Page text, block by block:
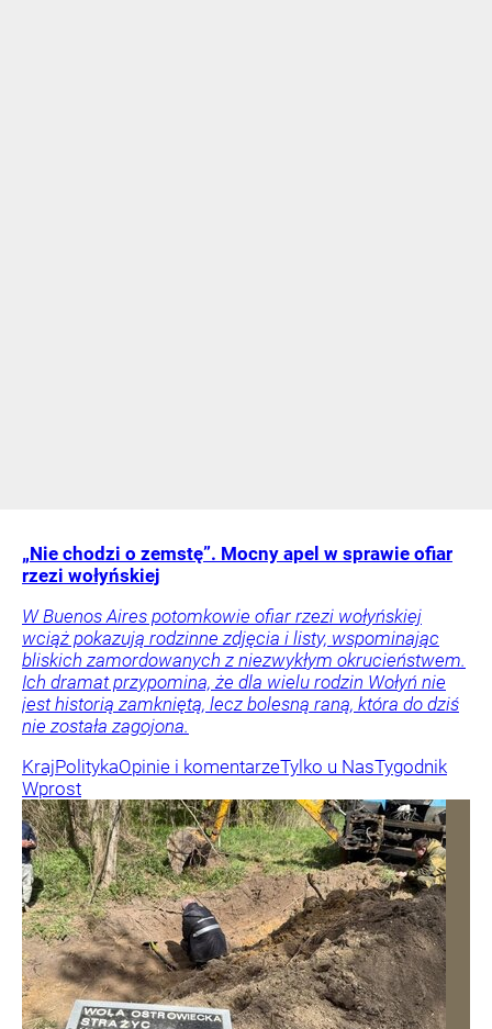
„Nie chodzi o zemstę”. Mocny apel w sprawie ofiar
rzezi wołyńskiej
W Buenos Aires potomkowie ofiar rzezi wołyńskiej
wciąż pokazują rodzinne zdjęcia i listy, wspominając
bliskich zamordowanych z niezwykłym okrucieństwem.
Ich dramat przypomina, że dla wielu rodzin Wołyń nie
jest historią zamkniętą, lecz bolesną raną, która do dziś
nie została zagojona.
KrajPolitykaOpinie i komentarzeTylko u NasTygodnik
Wprost